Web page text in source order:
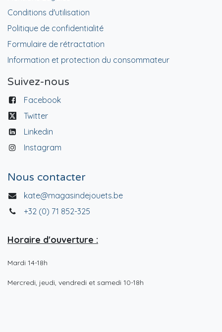
Conditions d'utilisation
Politique de confidentialité
Formulaire de rétractation
Information et protection du consommateur
Suivez-nous
Facebook
Twitter
Linkedin
Instagram
Nous contacter
kate@magasindejouets.be
+32 (0) 71 852-325
Horaire d'ouverture :
Mardi 14-18h
Mercredi, jeudi, vendredi et samedi 10-18h